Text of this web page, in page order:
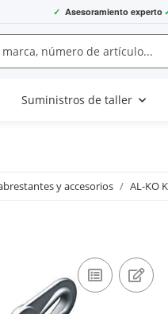
✓ Asesoramiento experto
Suministros de taller
y accesorios AL-KO